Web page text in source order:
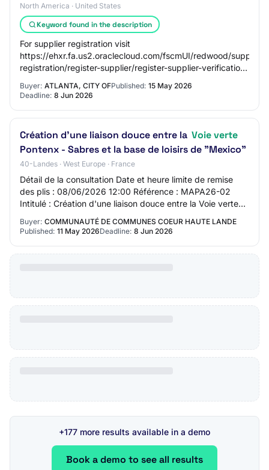
North America · United States
Keyword found in the description
For supplier registration visit
https://ehxr.fa.us2.oraclecloud.com/fscmUI/redwood/supplier-
registration/register-supplier/register-supplier-verification
Buyer: ATLANTA, CITY OFPublished: 15 May 2026
Deadline: 8 Jun 2026
Création d'une liaison douce entre la Voie verte
Pontenx - Sabres et la base de loisirs de "Mexico"
40-Landes · West Europe · France
Détail de la consultation Date et heure limite de remise
des plis : 08/06/2026 12:00 Référence : MAPA26-02
Intitulé : Création d'une liaison douce entre la Voie verte
Pontenx - Sabres et la base de l…
Buyer: COMMUNAUTÉ DE COMMUNES COEUR HAUTE LANDE
Published: 11 May 2026Deadline: 8 Jun 2026
+177 more results available in a demo
Book a demo to see all results